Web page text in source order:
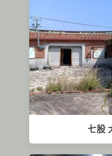
七股